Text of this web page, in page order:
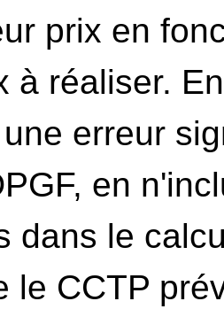
prix en
à réaliser.
erreur
en
dans le
le CCTP